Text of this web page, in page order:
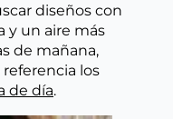
diseños con
y un aire más
de mañana,
los
de día.